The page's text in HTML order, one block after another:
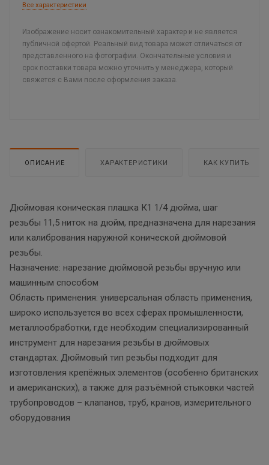
Все характеристики
Изображение носит ознакомительный характер и не является
публичной офертой. Реальный вид товара может отличаться от
представленного на фотографии. Окончательные условия и
срок поставки товара можно уточнить у менеджера, который
свяжется с Вами после оформления заказа.
ОПИСАНИЕ ХАРАКТЕРИСТИКИ КАК КУПИТЬ
Дюймовая коническая плашка К1 1/4 дюйма, шаг
резьбы 11,5 ниток на дюйм, предназначена для нарезания
или калибрования наружной конической дюймовой
резьбы.
Назначение: нарезание дюймовой резьбы вручную или
машинным способом
Область применения: универсальная область применения,
широко используется во всех сферах промышленности,
металлообработки, где необходим специализированный
инструмент для нарезания резьбы в дюймовых
стандартах. Дюймовый тип резьбы подходит для
изготовления крепёжных элементов (особенно британских
и американских), а также для разъёмной стыковки частей
трубопроводов – клапанов, труб, кранов, измерительного
оборудования